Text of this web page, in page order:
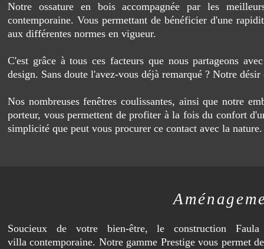
Notre ossature en bois accompagnée par les
contemporaine. Vous permettant de bénéficier d'une
aux différentes normes en vigueur.
C'est grâce à tous ces facteurs que nous partageons
design. Sans doute l'avez-vous déjà remarqué ? Notre
Nos nombreuses fenêtres coulissantes, ainsi que notre
porteur, vous permettent de profiter à la fois du confort
simplicité que peut vous procurer ce contact avec la nature.
Soucieux de votre bien-être, le construction
villa contemporaine. Notre gamme Prestige vous permet